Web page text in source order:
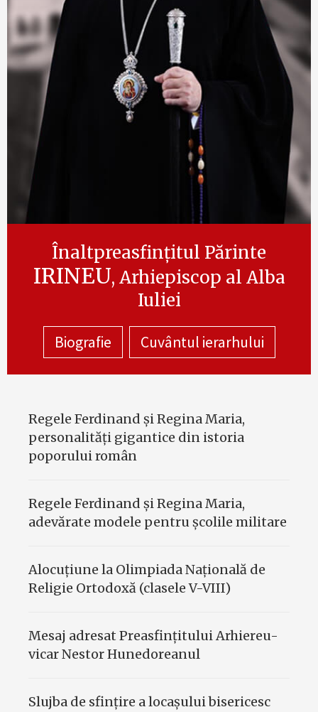
Înaltpreasfințitul Părinte
IRINEU, Arhiepiscop al Alba
Iuliei
Biografie Cuvântul ierarhului
Regele Ferdinand şi Regina Maria,
personalităţi gigantice din istoria
poporului român
Regele Ferdinand şi Regina Maria,
adevărate modele pentru şcolile militare
Alocuțiune la Olimpiada Națională de
Religie Ortodoxă (clasele V-VIII)
Mesaj adresat Preasfinţitului Arhiereu-
vicar Nestor Hunedoreanul
Slujba de sfinţire a locaşului bisericesc